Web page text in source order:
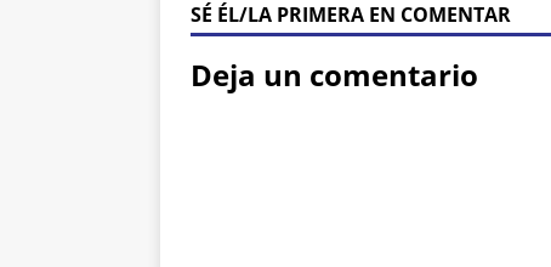
SÉ ÉL/LA PRIMERA EN COMENTAR
Deja un comentario